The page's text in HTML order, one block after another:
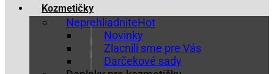
Kozmetičky
Neprehliadnite
Novinky
Zlacnili sme pre Vás
Darčekové sady